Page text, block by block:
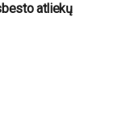
atliekų